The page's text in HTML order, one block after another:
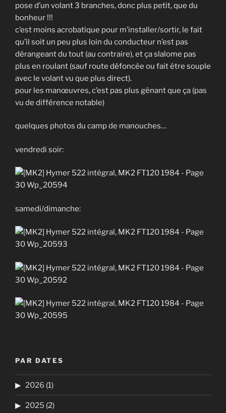
pose d’un volant 3 branches, donc plus petit, que du
bonheur !!!
c’est moins acrobatique pour m’installer/sortir, le fait
qu’il soit un peu plus loin du conducteur n’est pas
dérangeant du tout (au contraire), et ça slalome pas
plus en roulant (sauf route défoncée ou fait être souple
avec le volant vu que plus direct).
pour les manœuvres, c’est pas plus gênant que ça (pas
vu de différence notable)
quelques photos du camp de manouches…
vendredi soir:
samedi/dimanche:
PAR DATES
2026 (1)
2025 (2)